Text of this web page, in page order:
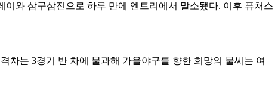
와 삼구삼진으로 하루 만에 엔트리에서 말소됐다. 이후 퓨처스
차는 3경기 반 차에 불과해 가을야구를 향한 희망의 불씨는 여